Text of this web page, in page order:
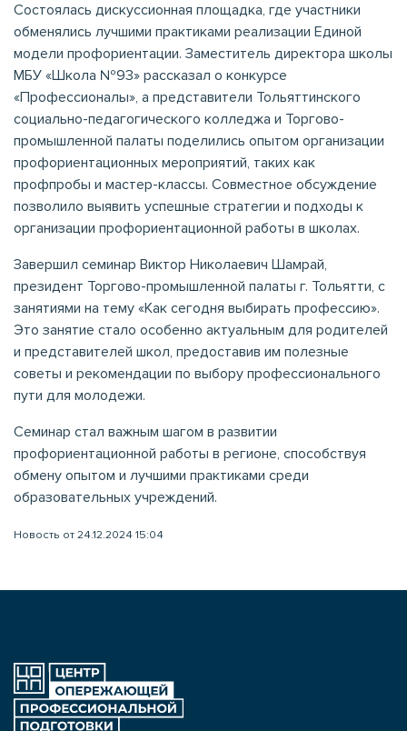
Состоялась дискуссионная площадка, где участники
обменялись лучшими практиками реализации Единой
модели профориентации. Заместитель директора школы
МБУ «Школа №93» рассказал о конкурсе
«Профессионалы», а представители Тольяттинского
социально-педагогического колледжа и Торгово-
промышленной палаты поделились опытом организации
профориентационных мероприятий, таких как
профпробы и мастер-классы. Совместное обсуждение
позволило выявить успешные стратегии и подходы к
организации профориентационной работы в школах.
Завершил семинар Виктор Николаевич Шамрай,
президент Торгово-промышленной палаты г. Тольятти, с
занятиями на тему «Как сегодня выбирать профессию».
Это занятие стало особенно актуальным для родителей
и представителей школ, предоставив им полезные
советы и рекомендации по выбору профессионального
пути для молодежи.
Семинар стал важным шагом в развитии
профориентационной работы в регионе, способствуя
обмену опытом и лучшими практиками среди
образовательных учреждений.
Новость от 24.12.2024 15:04